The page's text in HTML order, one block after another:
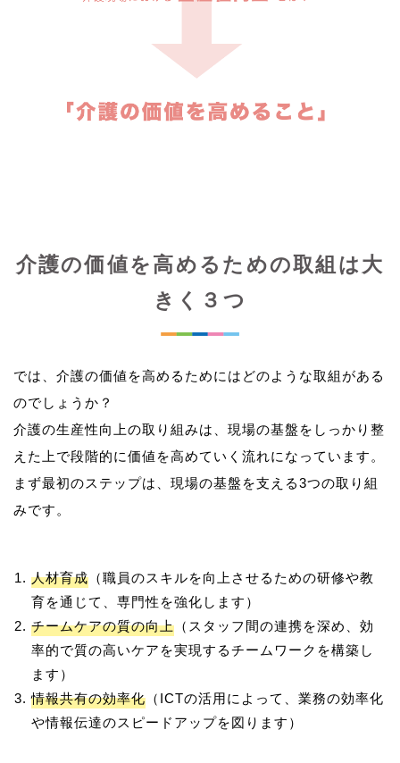
介護の価値を高めるための取組は大
きく３つ
では、介護の価値を高めるためにはどのような取組がある
のでしょうか？
介護の生産性向上の取り組みは、現場の基盤をしっかり整
えた上で段階的に価値を高めていく流れになっています。
まず最初のステップは、現場の基盤を支える3つの取り組
人材育成 （職員のスキルを向上させるための研修や教
育を通じて、専門性を強化します）
チームケアの質の向上 （スタッフ間の連携を深め、効
率的で質の高いケアを実現するチームワークを構築し
ます）
情報共有の効率化 （ICTの活用によって、業務の効率化
や情報伝達のスピードアップを図ります）